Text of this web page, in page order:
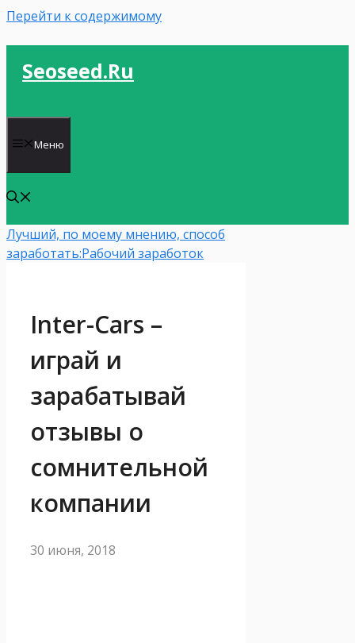
Перейти к содержимому
Seoseed.ru
Меню
Лучший, по моему мнению, способ
заработать:Рабочий заработок
Inter-Cars –
играй и
зарабатывай
отзывы о
сомнительной
компании
30 июня, 2018